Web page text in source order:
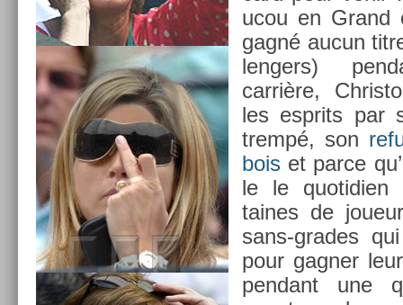
ucou en Grand
gagné aucun
leng­ers)
carrière,
les esprits par
trempé, son
bois et parce
le le quotidi­en
taines de
sans-grades
pour gagn­er
pen­dant une